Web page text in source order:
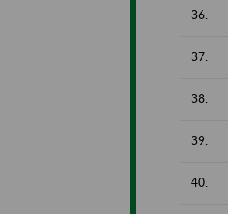
36.
37.
38.
39.
40.